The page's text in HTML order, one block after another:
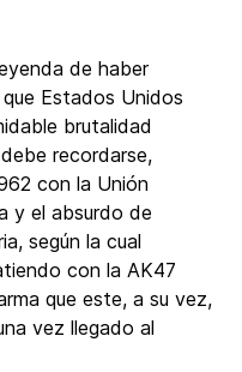
de haber
Estados Unidos
brutalidad
recordarse,
con la Unión
y el absurdo de
según la cual
con la AK47
que este, a su vez,
vez llegado al